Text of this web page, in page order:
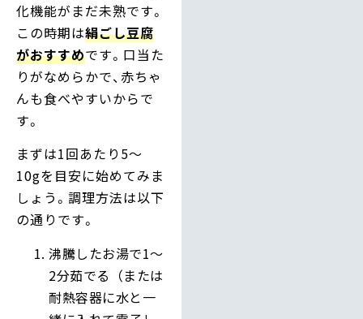
化機能がまだ未熟です。
この時期は絹ごし豆腐
がおすすめです。口当た
りがなめらかで、赤ちゃ
んも食べやすいからで
す。
まずは1回あたり5〜
10gを目安に始めてみま
しょう。調理方法は以下
の通りです。
沸騰したお湯で1～
2分茹でる（または
耐熱容器に水と一